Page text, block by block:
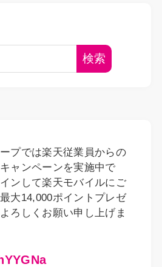
検索
プでは楽天従業員からの
ャンペーンを実施中で
ンして楽天モバイルにご
大14,000ポイントプレゼ
ろしくお願い申し上げま